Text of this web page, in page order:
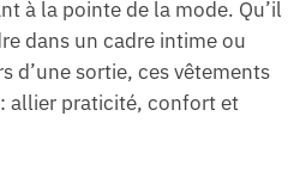
à la pointe de la mode. Qu’il
dans un cadre intime ou
d’une sortie, ces vêtements
allier praticité, confort et